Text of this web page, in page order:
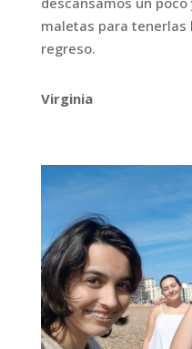
maletas para tenerlas
regreso.
Virginia